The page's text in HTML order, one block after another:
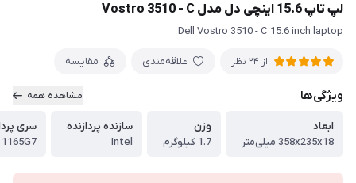
لپ تاپ 15.6 اینچی دل مدل Vostro 3510 - C
Dell Vostro 3510 - C 15.6 inch laptop
از 24 نظر علاقه‌مندی مقایسه
ویژگی‌ها مشاهده همه
ابعاد
358x235x18 میلی‌متر
وزن
1.7 کیلوگرم
سازنده پردازنده
Intel
سری